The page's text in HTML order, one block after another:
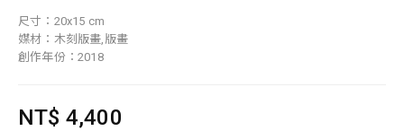
尺寸：20x15 cm
媒材：木刻版畫,版畫
創作年份：2018
NT$ 4,400